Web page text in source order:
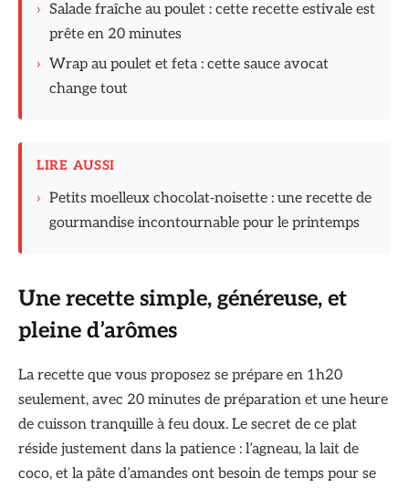
› Salade fraîche au poulet : cette recette estivale est
prête en 20 minutes
› Wrap au poulet et feta : cette sauce avocat
change tout
LIRE AUSSI
› Petits moelleux chocolat‑noisette : une recette de
gourmandise incontournable pour le printemps
Une recette simple, généreuse, et
pleine d’arômes
La recette que vous proposez se prépare en 1h20
seulement, avec 20 minutes de préparation et une heure
de cuisson tranquille à feu doux. Le secret de ce plat
réside justement dans la patience : l’agneau, la lait de
coco, et la pâte d’amandes ont besoin de temps pour se